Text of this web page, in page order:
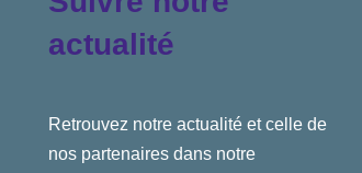
actualité
Retrouvez notre actualité et celle de
nos partenaires dans notre